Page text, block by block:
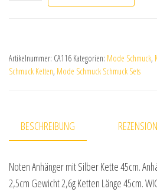
Artikelnummer: CA116 Kategorien: Mode Schmuck,
Schmuck Ketten, Mode Schmuck Schmuck Sets
BESCHREIBUNG
Noten Anhänger mit Silber Kette 45cm.
2,5cm Gewicht 2,6g Ketten Länge 45cm.